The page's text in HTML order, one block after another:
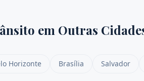
em Outras
Horizonte Brasília Salvador